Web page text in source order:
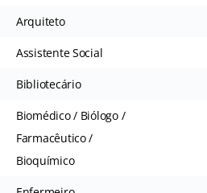
Arquiteto
Assistente Social
Bibliotecário
Biomédico / Biólogo /
Farmacêutico /
Bioquímico